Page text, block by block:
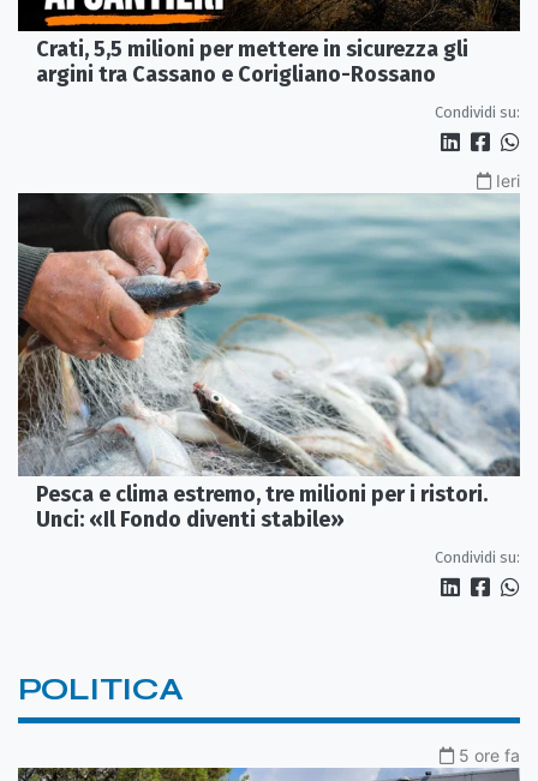
Crati, 5,5 milioni per mettere in sicurezza gli
argini tra Cassano e Corigliano-Rossano
Condividi su:
Ieri
Pesca e clima estremo, tre milioni per i ristori.
Unci: «Il Fondo diventi stabile»
Condividi su:
POLITICA
5 ore fa